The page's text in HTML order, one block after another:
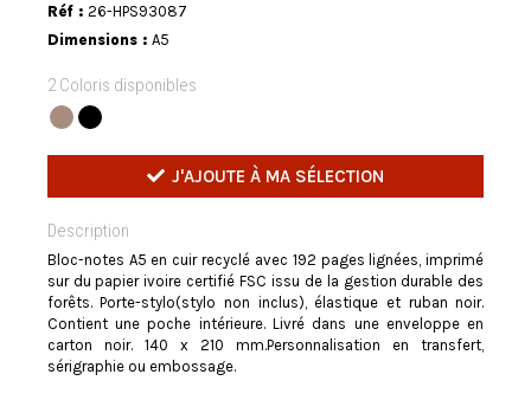
Réf : 26-HPS93087
Dimensions : A5
2 Coloris disponibles
J'AJOUTE À MA SÉLECTION
Description
Bloc-notes A5 en cuir recyclé avec 192 pages lignées, imprimé
sur du papier ivoire certifié FSC issu de la gestion durable des
forêts. Porte-stylo(stylo non inclus), élastique et ruban noir.
Contient une poche intérieure. Livré dans une enveloppe en
carton noir. 140 x 210 mm.Personnalisation en transfert,
sérigraphie ou embossage.